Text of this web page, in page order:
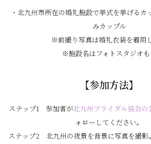
・北九州市所在の婚礼施設で挙式を挙げるカ
みカップル
※前撮り写真は婚礼衣装を着用
※施設名はフォトスタジオも
【参加方法】
ステップ1 参加者が北九州ブライダル協会の
ォローしてください。
ステップ2 北九州の夜景を背景に写真を撮影